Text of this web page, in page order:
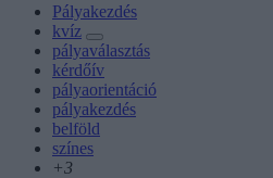
Pályakezdés
kvíz
pályaválasztás
kérdőív
pályaorientáció
pályakezdés
belföld
színes
+3